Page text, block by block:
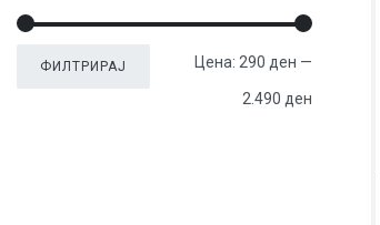
ФИЛТРИРАЈ Цена: 290 ден —
2.490 ден